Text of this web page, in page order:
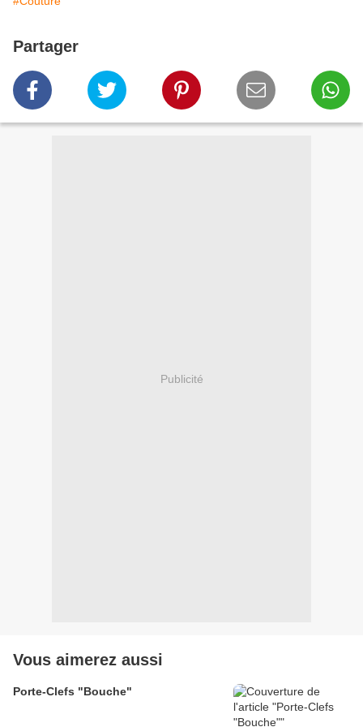
Partager
Publicité
Vous aimerez aussi
Porte-Clefs "Bouche"